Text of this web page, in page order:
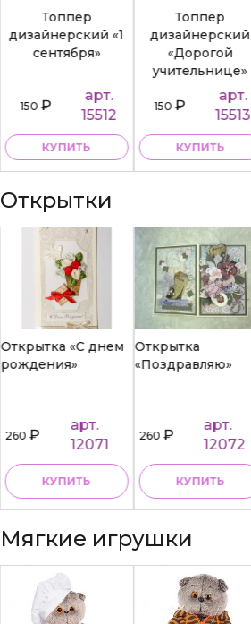
Топпер
дизайнерский «1
сентября»
150₽
арт.
15512
КУПИТЬ
Топпер
дизайнерский
«Дорогой
учительнице»
150₽
арт.
15513
КУПИТЬ
Открытки
Открытка «С днем
рождения»
260₽
арт.
12071
КУПИТЬ
Открытка
«Поздравляю»
260₽
арт.
12072
КУПИТЬ
Мягкие игрушки